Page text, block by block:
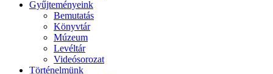
Gyűjteményeink
Bemutatás
Könyvtár
Múzeum
Levéltár
Videósorozat
Történelmünk